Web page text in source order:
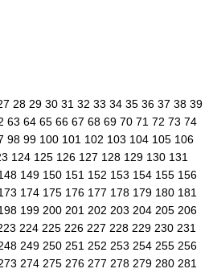
28 29 30 31 32 33 34 35 36 37 38 39
63 64 65 66 67 68 69 70 71 72 73 74
98 99 100 101 102 103 104 105 106
124 125 126 127 128 129 130 131
149 150 151 152 153 154 155 156
174 175 176 177 178 179 180 181
199 200 201 202 203 204 205 206
224 225 226 227 228 229 230 231
249 250 251 252 253 254 255 256
274 275 276 277 278 279 280 281